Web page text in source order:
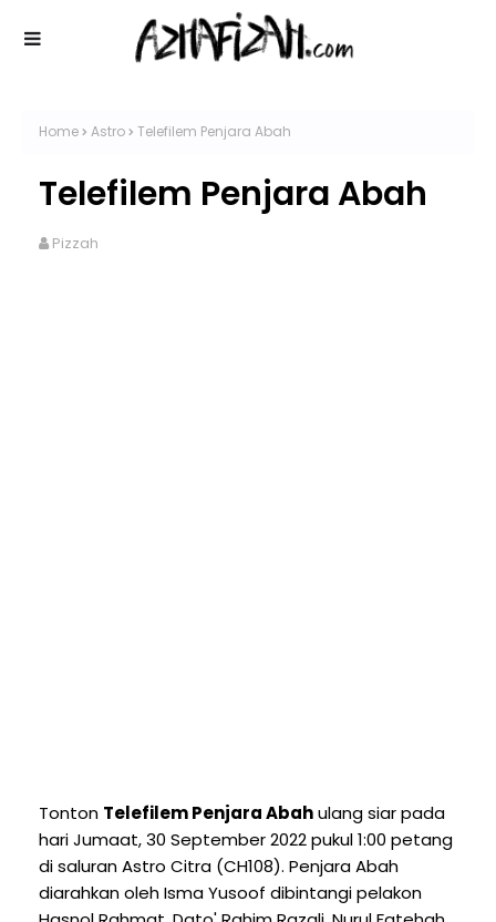
Home Astro Telefilem Penjara Abah
Telefilem Penjara Abah
Pizzah
Tonton Telefilem Penjara Abahulang siar pada
hari Jumaat, 30 September 2022 pukul 1:00 petang
di saluran Astro Citra (CH108). Penjara Abah
diarahkan oleh Isma Yusoof dibintangi pelakon